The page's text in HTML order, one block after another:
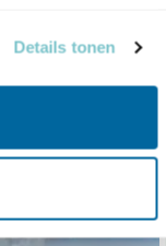
Details tonen